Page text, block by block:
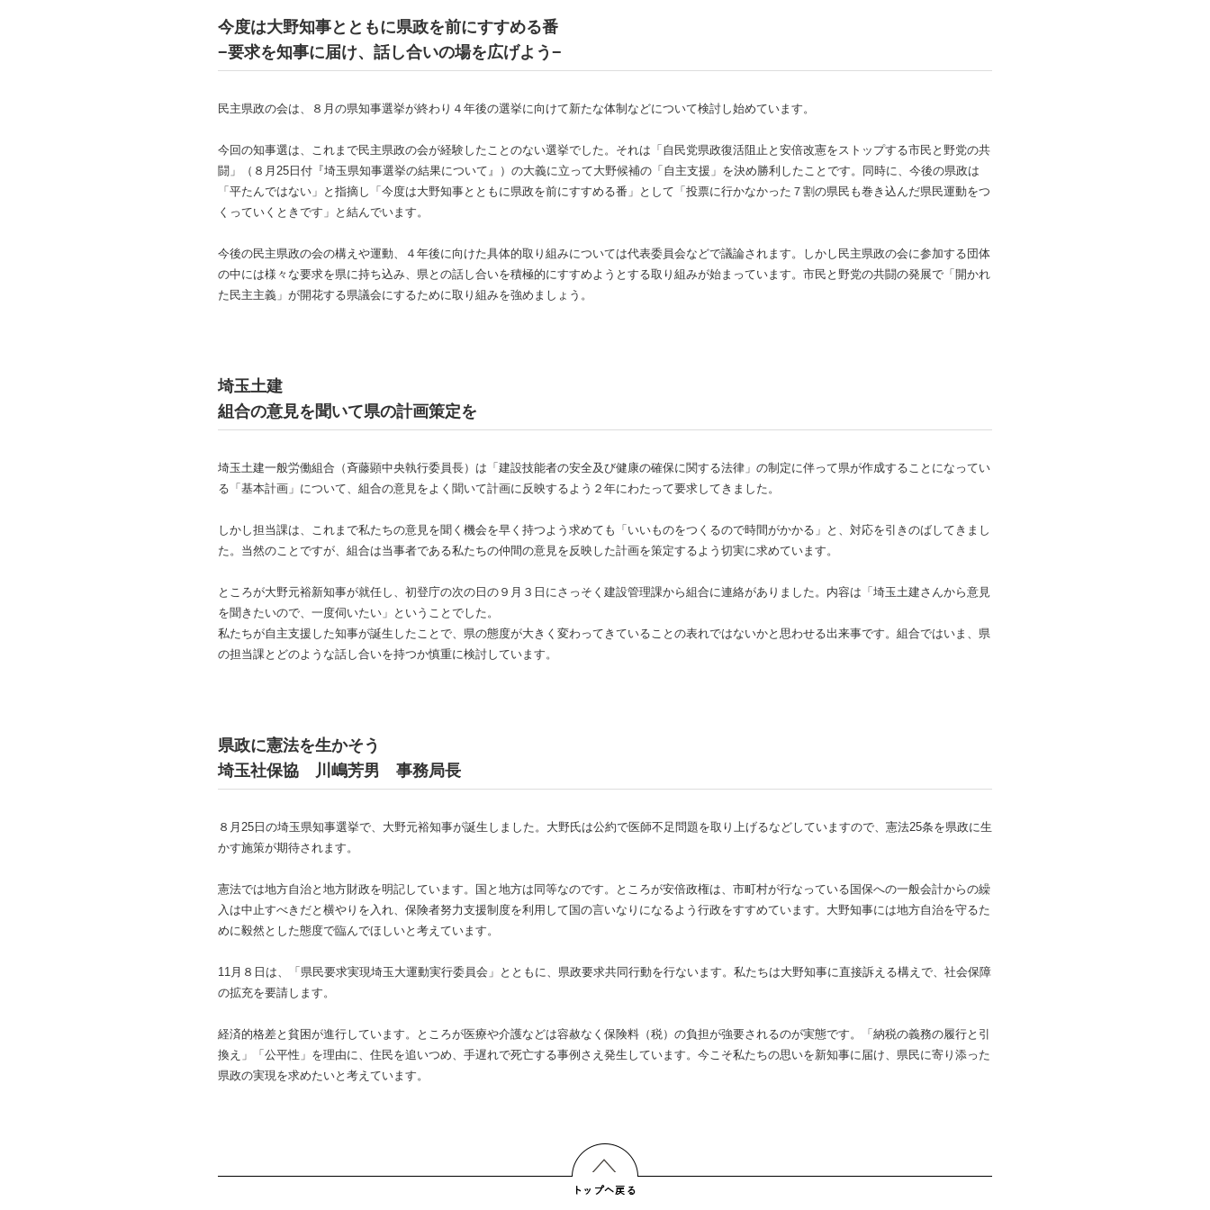
今度は大野知事とともに県政を前にすすめる番
−要求を知事に届け、話し合いの場を広げよう−
民主県政の会は、８月の県知事選挙が終わり４年後の選挙に向けて新たな体制などについて検討し始めています。
今回の知事選は、これまで民主県政の会が経験したことのない選挙でした。それは「自民党県政復活阻止と安倍改憲をストップする市民と野党の共
闘」（８月25日付『埼玉県知事選挙の結果について』）の大義に立って大野候補の「自主支援」を決め勝利したことです。同時に、今後の県政は
「平たんではない」と指摘し「今度は大野知事とともに県政を前にすすめる番」として「投票に行かなかった７割の県民も巻き込んだ県民運動をつ
くっていくときです」と結んでいます。
今後の民主県政の会の構えや運動、４年後に向けた具体的取り組みについては代表委員会などで議論されます。しかし民主県政の会に参加する団体
の中には様々な要求を県に持ち込み、県との話し合いを積極的にすすめようとする取り組みが始まっています。市民と野党の共闘の発展で「開かれ
た民主主義」が開花する県議会にするために取り組みを強めましょう。
埼玉土建
組合の意見を聞いて県の計画策定を
埼玉土建一般労働組合（斉藤顕中央執行委員長）は「建設技能者の安全及び健康の確保に関する法律」の制定に伴って県が作成することになってい
る「基本計画」について、組合の意見をよく聞いて計画に反映するよう２年にわたって要求してきました。
しかし担当課は、これまで私たちの意見を聞く機会を早く持つよう求めても「いいものをつくるので時間がかかる」と、対応を引きのばしてきまし
た。当然のことですが、組合は当事者である私たちの仲間の意見を反映した計画を策定するよう切実に求めています。
ところが大野元裕新知事が就任し、初登庁の次の日の９月３日にさっそく建設管理課から組合に連絡がありました。内容は「埼玉土建さんから意見
を聞きたいので、一度伺いたい」ということでした。
私たちが自主支援した知事が誕生したことで、県の態度が大きく変わってきていることの表れではないかと思わせる出来事です。組合ではいま、県
の担当課とどのような話し合いを持つか慎重に検討しています。
県政に憲法を生かそう
埼玉社保協 川嶋芳男 事務局長
８月25日の埼玉県知事選挙で、大野元裕知事が誕生しました。大野氏は公約で医師不足問題を取り上げるなどしていますので、憲法25条を県政に生
かす施策が期待されます。
憲法では地方自治と地方財政を明記しています。国と地方は同等なのです。ところが安倍政権は、市町村が行なっている国保への一般会計からの繰
入は中止すべきだと横やりを入れ、保険者努力支援制度を利用して国の言いなりになるよう行政をすすめています。大野知事には地方自治を守るた
めに毅然とした態度で臨んでほしいと考えています。
11月８日は、「県民要求実現埼玉大運動実行委員会」とともに、県政要求共同行動を行ないます。私たちは大野知事に直接訴える構えで、社会保障
の拡充を要請します。
経済的格差と貧困が進行しています。ところが医療や介護などは容赦なく保険料（税）の負担が強要されるのが実態です。「納税の義務の履行と引
換え」「公平性」を理由に、住民を追いつめ、手遅れで死亡する事例さえ発生しています。今こそ私たちの思いを新知事に届け、県民に寄り添った
県政の実現を求めたいと考えています。